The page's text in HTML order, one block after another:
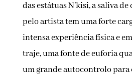
das estátuas N’kisi, a saliva
pelo artista tem uma forte
intensa experiência física e
traje, uma fonte de euforia
um grande autocontrolo para